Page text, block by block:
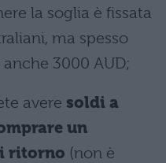
la soglia è fissata
ma spesso
3000 AUD;
avere soldi a
un
ritorno (non è